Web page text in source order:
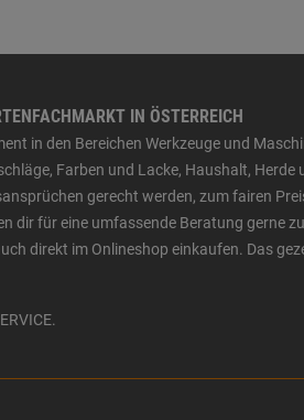
IN ÖSTERREICH
in den Bereichen Werkzeuge und
Farben und Lacke, Haushalt,
gerecht werden, zum fairen
dir für eine umfassende Beratung gerne
direkt im Onlineshop einkaufen. Das